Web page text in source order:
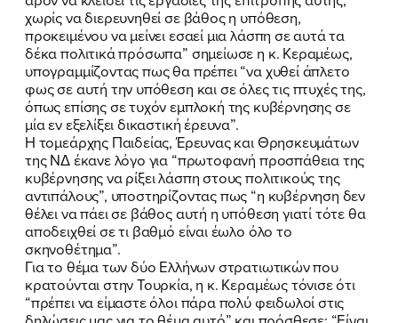
χωρίς να διερευνηθεί σε βάθος η υπόθεση,
προκειμένου να μείνει εσαεί μια λάσπη σε αυτά τα
δέκα πολιτικά πρόσωπα” σημείωσε η κ. Κεραμέως,
υπογραμμίζοντας πως θα πρέπει “να χυθεί άπλετο
φως σε αυτή την υπόθεση και σε όλες τις πτυχές της,
όπως επίσης σε τυχόν εμπλοκή της κυβέρνησης σε
μία εν εξελίξει δικαστική έρευνα”.
Η τομεάρχης Παιδείας, Έρευνας και Θρησκευμάτων
της ΝΔ έκανε λόγο για “πρωτοφανή προσπάθεια της
κυβέρνησης να ρίξει λάσπη στους πολιτικούς της
αντιπάλους”, υποστηρίζοντας πως “η κυβέρνηση δεν
θέλει να πάει σε βάθος αυτή η υπόθεση γιατί τότε θα
αποδειχθεί σε τι βαθμό είναι έωλο όλο το
σκηνοθέτημα”.
Για το θέμα των δύο Ελλήνων στρατιωτικών που
κρατούνται στην Τουρκία, η κ. Κεραμέως τόνισε ότι
“πρέπει να είμαστε όλοι πάρα πολύ φειδωλοί στις